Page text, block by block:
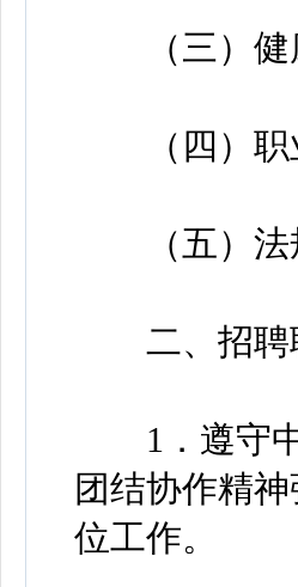
（三）健
（四）职
（五）法
二、招聘
1．遵守中
团结协作精
位工作。